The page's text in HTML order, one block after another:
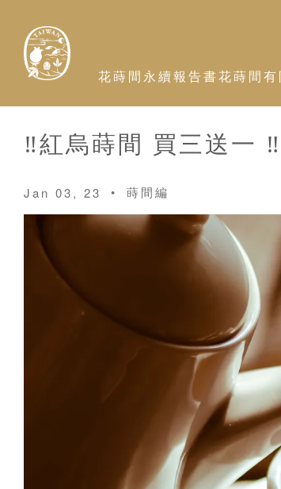
花蒔間永續報告書花蒔間
‼️紅烏蒔間 買三送一 ‼️
Jan 03, 23 • 蒔間編